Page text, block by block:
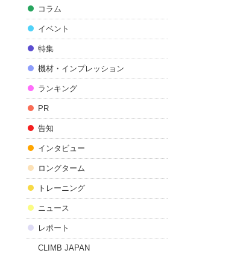
コラム
イベント
特集
機材・インプレッション
ランキング
PR
告知
インタビュー
ロングターム
トレーニング
ニュース
レポート
CLIMB JAPAN